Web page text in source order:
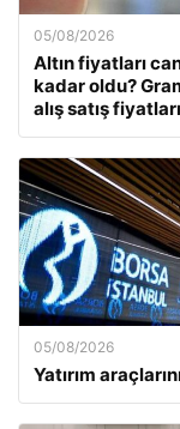
05/08/2026
Altın fiyatları
kadar oldu?
alış satış fiyatları
05/08/2026
Yatırım